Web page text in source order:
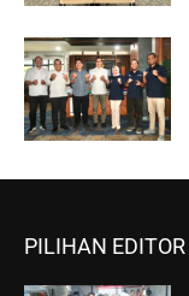
PILIHAN EDITOR